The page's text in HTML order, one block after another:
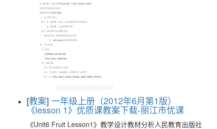
[教案] 一年级上册（2012年6月第1版）
《lesson 1》优质课教案下载-丽江市优课
《Unit6 Fruit Lesson1》教学设计教材分析人民教育出版社